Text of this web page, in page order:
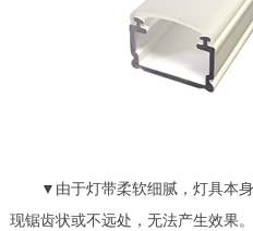
▼由于灯带柔软细腻，灯具本身
现锯齿状或不远处，无法产生效果。